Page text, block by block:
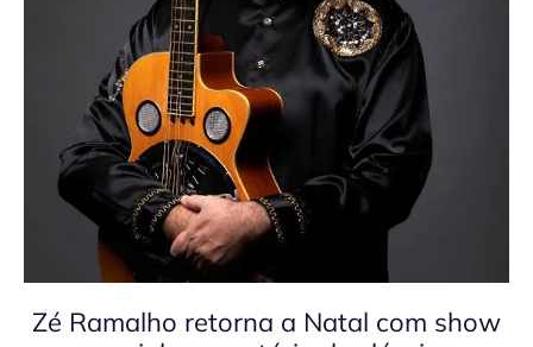
Zé Ramalho retorna a Natal com show